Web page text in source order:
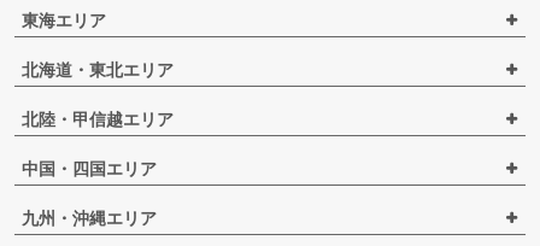
東海エリア
北海道・東北エリア
北陸・甲信越エリア
中国・四国エリア
九州・沖縄エリア